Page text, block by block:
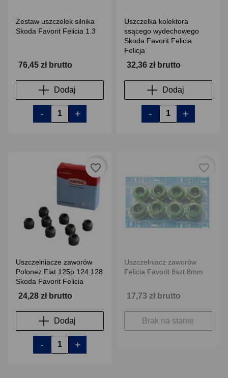
Zestaw uszczelek silnika
Skoda Favorit Felicia 1.3
76,45 zł brutto
Dodaj
- +
Uszczelka kolektora
ssącego wydechowego
Skoda Favorit Felicia
Felicja
32,36 zł brutto
Dodaj
- +
Uszczelniacze zaworów
Polonez Fiat 125p 124 128
Skoda Favorit Felicia
24,28 zł brutto
Dodaj
- +
favorite_border
Uszczelniacz zaworów
Felicia Favorit 8szt 8mm
17,73 zł brutto
Brak na stanie
favorite_border